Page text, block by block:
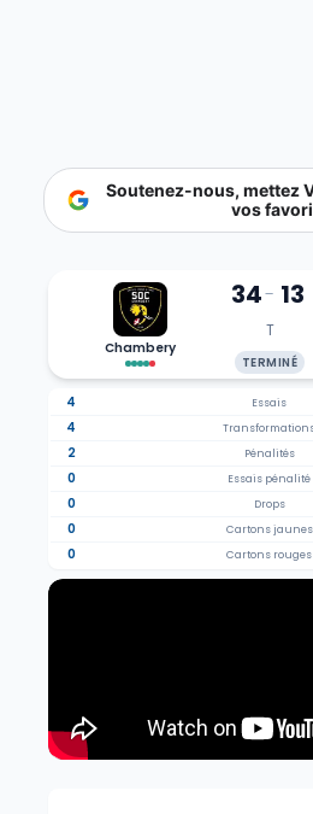
Soutenez-nous, mettez
vos
Chambery
34- 13
T
TERMINÉ
4 Essais
4
2
Pénalités
0
Essais pénalité
0
Drops
0
Cartons jaunes
0
Cartons rouges